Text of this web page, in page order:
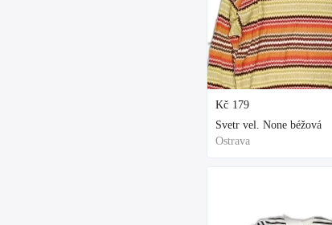
Kč 179
Svetr vel. None béžová
Ostrava